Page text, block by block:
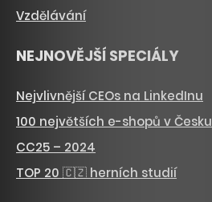
Vzdělávání
NEJNOVĚJŠÍ SPECIÁLY
Nejvlivnější CEOs na LinkedInu
100 největších e-shopů v Česku
CC25 – 2024
TOP 20 🇨🇿 herních studií